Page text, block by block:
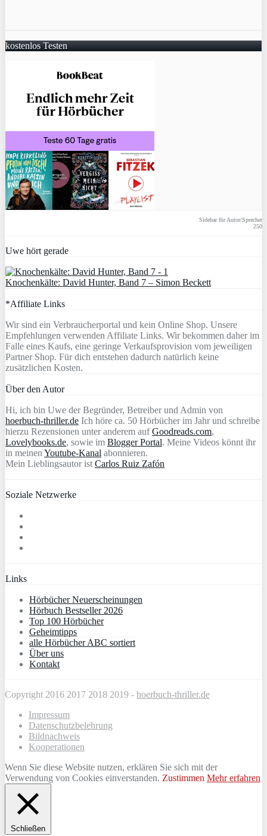
kostenlos Testen
Sidebar für Autor/Sprecher
250
Uwe hört gerade
Knochenkälte: David Hunter, Band 7 – Simon Beckett
*Affiliate Links
Wir sind ein Verbraucherportal und kein Online Shop. Unsere
Empfehlungen verwenden Affiliate Links. Wir bekommen daher im
Falle eines Kaufs, eine geringe Verkaufsprovision vom jeweiligen
Partner Shop. Für dich entstehen dadurch natürlich keine
zusätzlichen Kosten.
Über den Autor
Hi, ich bin Uwe der Begründer, Betreiber und Admin von
hoerbuch-thriller.de Ich höre ca. 50 Hörbücher im Jahr und schreibe
hierzu Rezensionen unter anderem aufGoodreads.com,
Lovelybooks.de, sowie im Blogger Portal. Meine Videos könnt ihr
in meinen Youtube-Kanal abonnieren.
Mein Lieblingsautor ist Carlos Ruiz Zafón
Soziale Netzwerke
Links
Hörbücher Neuerscheinungen
Hörbuch Bestseller 2026
Top 100 Hörbücher
Geheimtipps
alle Hörbücher ABC sortiert
Über uns
Kontakt
Copyright 2016 2017 2018 2019 - hoerbuch-thriller.de
Impressum
Datenschutzbelehrung
Bildnachweis
Kooperationen
Wenn Sie diese Website nutzen, erklären Sie sich mit der
Verwendung von Cookies einverstanden. Zustimmen Mehr erfahren
Schließen